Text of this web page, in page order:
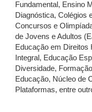
Fundamental, Ensino
Diagnóstica, Colégios
Concursos e
de Jovens e Adultos
Educação em Direitos
Integral, Educação
Diversidade,
Educação, Núcleo de
Plataformas, entre